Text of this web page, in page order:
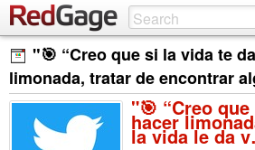
"🎯 “Creo que si la vida te
limonada, tratar de encontrar
"🎯 “Creo
hacer
la vida le da